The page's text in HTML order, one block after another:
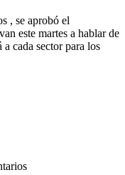
, se aprobó el
este martes a hablar de
cada sector para los